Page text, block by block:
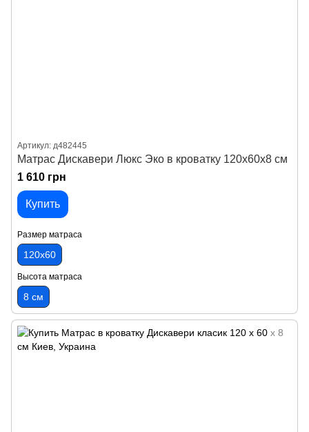
Артикул: д482445
Матрас Дискавери Люкс Эко в кроватку 120х60х8 см
1 610 грн
Купить
Размер матраса
120х60
Высота матраса
8 см